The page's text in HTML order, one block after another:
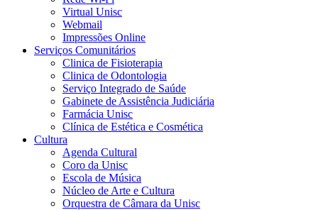
Virtual Unisc
Webmail
Impressões Online
Serviços Comunitários
Clinica de Fisioterapia
Clinica de Odontologia
Serviço Integrado de Saúde
Gabinete de Assistência Judiciária
Farmácia Unisc
Clínica de Estética e Cosmética
Cultura
Agenda Cultural
Coro da Unisc
Escola de Música
Núcleo de Arte e Cultura
Orquestra de Câmara da Unisc